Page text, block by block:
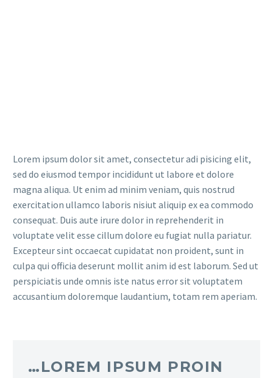
Lorem ipsum dolor sit amet, consectetur adi pisicing elit,
sed do eiusmod tempor incididunt ut labore et dolore
magna aliqua. Ut enim ad minim veniam, quis nostrud
exercitation ullamco laboris nisiut aliquip ex ea commodo
consequat. Duis aute irure dolor in reprehenderit in
voluptate velit esse cillum dolore eu fugiat nulla pariatur.
Excepteur sint occaecat cupidatat non proident, sunt in
culpa qui officia deserunt mollit anim id est laborum. Sed ut
perspiciatis unde omnis iste natus error sit voluptatem
accusantium doloremque laudantium, totam rem aperiam.
…LOREM IPSUM PROIN